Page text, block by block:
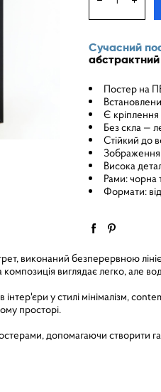
Сучасний
абстрактний
Постер на
Є кріплення
Без скла —
Стійкий до
Зображення
Висока
Рами: чорна
Формати:
виконаний безперервною
виглядає легко, але
інтер'єри у стилі мінімалізм,
просторі.
допомагаючи створити